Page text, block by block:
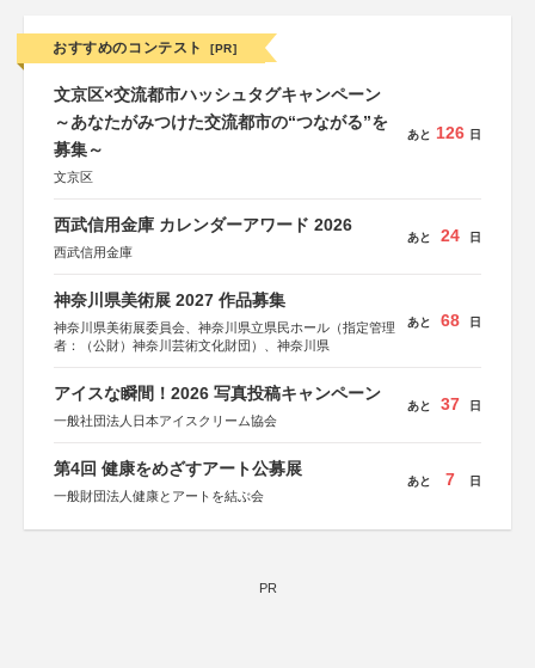
おすすめのコンテスト [PR]
文京区×交流都市ハッシュタグキャンペーン
～あなたがみつけた交流都市の“つながる”を
募集～
文京区
あと 126 日
西武信用金庫 カレンダーアワード 2026
西武信用金庫
あと 24 日
神奈川県美術展 2027 作品募集
神奈川県美術展委員会、神奈川県立県民ホール（指定管理
者：（公財）神奈川芸術文化財団）、神奈川県
あと 68 日
アイスな瞬間！2026 写真投稿キャンペーン
一般社団法人日本アイスクリーム協会
あと 37 日
第4回 健康をめざすアート公募展
一般財団法人健康とアートを結ぶ会
あと 7 日
PR